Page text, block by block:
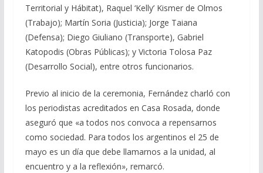
Territorial y Hábitat), Raquel ‘Kelly’ Kismer de Olmos
(Trabajo); Martín Soria (Justicia); Jorge Taiana
(Defensa); Diego Giuliano (Transporte), Gabriel
Katopodis (Obras Públicas); y Victoria Tolosa Paz
(Desarrollo Social), entre otros funcionarios.
Previo al inicio de la ceremonia, Fernández charló con
los periodistas acreditados en Casa Rosada, donde
aseguró que «a todos nos convoca a repensarnos
como sociedad. Para todos los argentinos el 25 de
mayo es un día que debe llamarnos a la unidad, al
encuentro y a la reflexión», remarcó.